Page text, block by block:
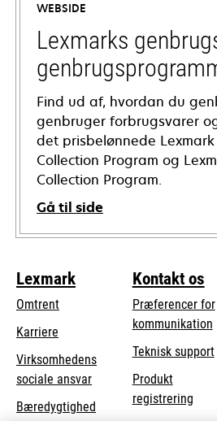
new
tab
WEBSIDE
Lexmarks
Find ud af, hvordan du
genbruger forbrugsvarer
det prisbelønnede
Collection Program og
Collection Program.
Gå til side
Lexmark
Omtrent
Karriere
Virksomhedens
sociale ansvaropens
in
a
Bæredygtighed
Kontakt os
Præferencer for
kommunikation
Teknisk support
Produkt
registrering